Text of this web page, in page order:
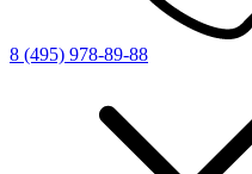
8 (495) 978-89-88